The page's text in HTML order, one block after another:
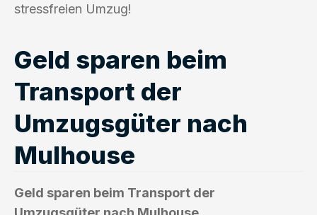
stressfreien Umzug!
Geld sparen beim
Transport der
Umzugsgüter nach
Mulhouse
Geld sparen beim Transport der